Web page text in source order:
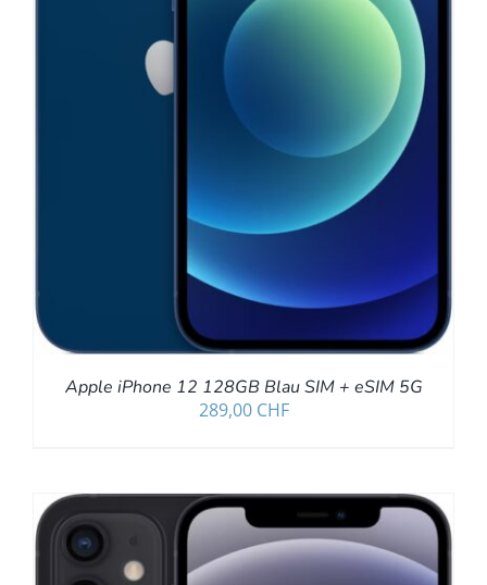
Apple iPhone 12 128GB Blau SIM + eSIM 5G
289,00 CHF